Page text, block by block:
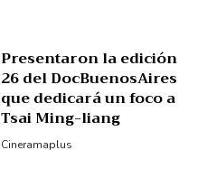
Presentaron la edición
26 del DocBuenosAires
que dedicará un foco a
Tsai Ming-liang
Cineramaplus